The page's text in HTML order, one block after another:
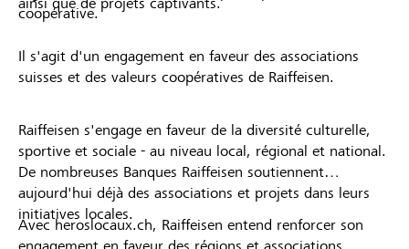
coopérative.
Il s'agit d'un engagement en faveur des associations
suisses et des valeurs coopératives de Raiffeisen.
Raiffeisen s'engage en faveur de la diversité culturelle,
sportive et sociale - au niveau local, régional et national.
De nombreuses Banques Raiffeisen soutiennent
aujourd'hui déjà des associations et projets dans leurs
initiatives locales.
Avec heroslocaux.ch, Raiffeisen entend renforcer son